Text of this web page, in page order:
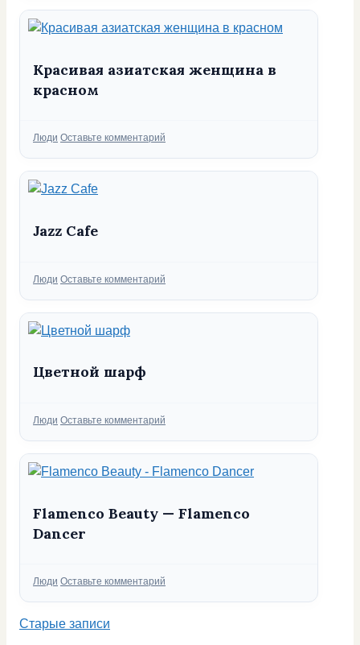
Красивая азиатская женщина в
красном
Рубрики
Люди Оставьте комментарий
Jazz Cafe
Рубрики
Люди Оставьте комментарий
Цветной шарф
Рубрики
Люди Оставьте комментарий
Flamenco Beauty — Flamenco
Dancer
Рубрики
Люди Оставьте комментарий
Старые записи